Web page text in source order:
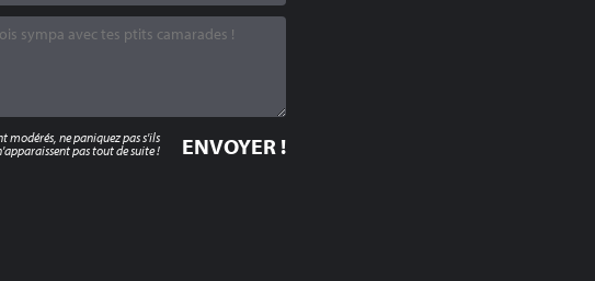
modérés, ne paniquez pas s'ils
pas tout de suite !